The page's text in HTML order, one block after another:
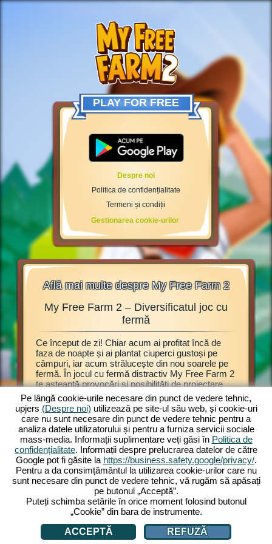
PLAY FOR FREE
Despre noi
Politica de confidențialitate
Termeni și condiții
Gestionarea cookie-urilor
Află mai multe despre My Free Farm 2
joc
este
poți
cu
My Free Farm 2 – Diversificatul joc cu
fermă
Ce început de zi! Chiar acum ai profitat încă de
faza de noapte și ai plantat ciuperci gustoși pe
câmpuri, iar acum strălucește din nou soarele pe
fermă. În jocul cu fermă distractiv My Free Farm 2
te așteaptă provocări și posibilități de proiectare
grozave. Modul de noapte este doar una dintre
numeroasele opțiuni de joc. Savurează jocul My
Free Farm 2 acum și pe calculator. Varianta
browser îți oferă experiențe de joc cu fermă
captivante. Ține și crește animale, cultivă
câmpurile, adună recolta și produ mărfuri
delicioase pentru clienți. Înregistrează-te gratis și
joacă acum!
poți
plante
de
mărfuri
te
ferma,
obținute
Pe lângă cookie-urile necesare din punct de vedere tehnic,
upjers (Despre noi) utilizează pe site-ul său web, și cookie-uri
care nu sunt necesare din punct de vedere tehnic pentru a
analiza datele utilizatorului și pentru a furniza servicii sociale
mass-media. Informații suplimentare veți găsi în Politica de
confidențialitate. Informații despre prelucrarea datelor de către
Google pot fi găsite la https://business.safety.google/privacy/.
Pentru a da consimțământul la utilizarea cookie-urilor care nu
sunt necesare din punct de vedere tehnic, vă rugăm să apăsați
pe butonul „Acceptă”.
Puteți schimba setările în orice moment folosind butonul
„Cookie” din bara de instrumente.
ACCEPTĂ
REFUZĂ